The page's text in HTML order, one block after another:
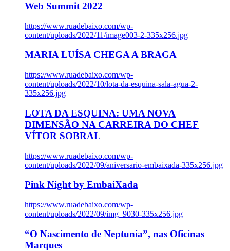
Web Summit 2022
https://www.ruadebaixo.com/wp-
content/uploads/2022/11/image003-2-335x256.jpg
MARIA LUÍSA CHEGA A BRAGA
https://www.ruadebaixo.com/wp-
content/uploads/2022/10/lota-da-esquina-sala-agua-2-
335x256.jpg
LOTA DA ESQUINA: UMA NOVA
DIMENSÃO NA CARREIRA DO CHEF
VÍTOR SOBRAL
https://www.ruadebaixo.com/wp-
content/uploads/2022/09/aniversario-embaixada-335x256.jpg
Pink Night by EmbaiXada
https://www.ruadebaixo.com/wp-
content/uploads/2022/09/img_9030-335x256.jpg
“O Nascimento de Neptunia”, nas Oficinas
Marques